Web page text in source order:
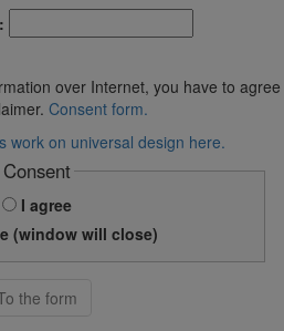
over Internet, you have to agree
Consent form.
work on universal design here.
Consent
I agree
(window will close)
the form